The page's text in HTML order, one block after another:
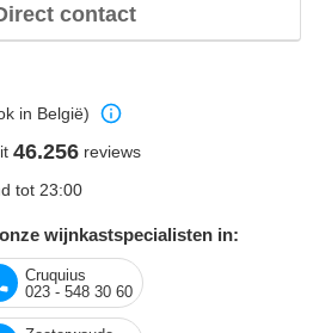
contact
in België)
46.256 reviews
tot 23:00
wijnkastspecialisten in:
Cruquius
023 - 548 30 60